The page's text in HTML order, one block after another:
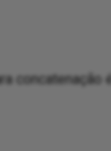
concatenação é